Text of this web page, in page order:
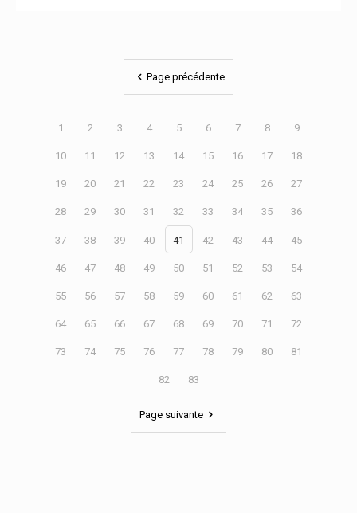
Page précédente
1 2 3 4 5 6 7 8 9
10 11 12 13 14 15 16 17 18
19 20 21 22 23 24 25 26 27
28 29 30 31 32 33 34 35 36
37 38 39 40 41 42 43 44 45
46 47 48 49 50 51 52 53 54
55 56 57 58 59 60 61 62 63
64 65 66 67 68 69 70 71 72
73 74 75 76 77 78 79 80 81
82 83
Page suivante